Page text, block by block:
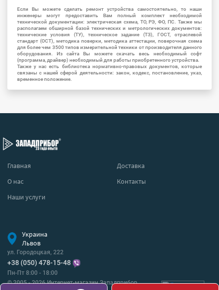
Если Вы можете сделать ремонт устройства самостоятельно, то наши
инженеры могут предоставить Вам полный комплект необходимой
технической документации: электрическая схема, ТО, РЭ, ФО, ПС. Также мы
располагаем обширной базой технических и метрологических документов:
технические условия (ТУ), техническое задание (ТЗ), ГОСТ, отраслевой
стандарт (ОСТ), методика поверки, методика аттестации, поверочная схема
для более чем 3500 типов измерительной техники от производителя данного
оборудования. Из сайта Вы можете скачать весь необходимый софт
(программа, драйвер) необходимый для работы приобретенного устройства.
Также у нас есть библиотека нормативно-правовых документов, которые
связаны с нашей сферой деятельности: закон, кодекс, постановление, указ,
временное положение.
Главная
Доставка
О нас
Контакты
Наши услуги
Украина
Львов
ул. Городоцкая, 222
+38 (050) 478-15-48
Пн-Пт 8:00 - 18:00
© 2005 - 2026 Интернет-магазин Западприбор